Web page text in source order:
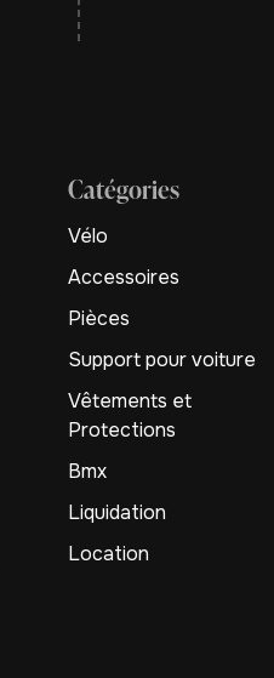
Catégories
Vélo
Accessoires
Pièces
Support pour voiture
Vêtements et
Protections
Bmx
Liquidation
Location